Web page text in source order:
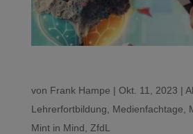
von Frank Hampe | Okt. 11, 2023 |
Lehrerfortbildung
Medienfachtage
Mint in Mind
ZfdL